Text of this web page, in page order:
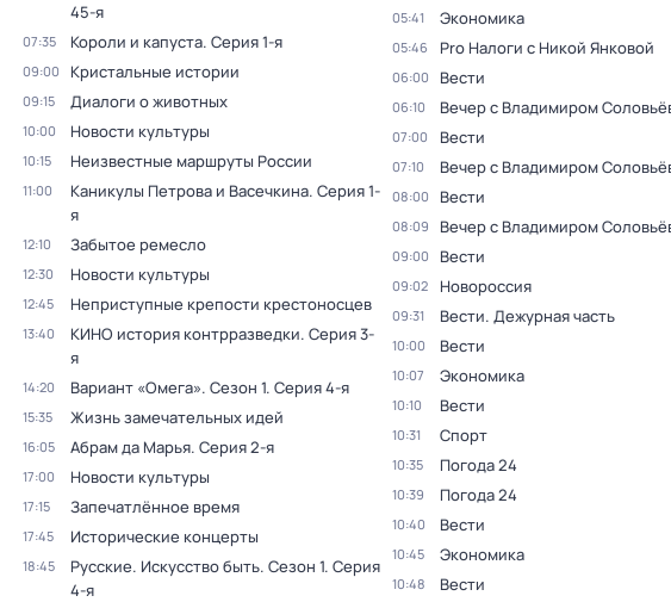
45-я
07:35 Короли и капуста. Серия 1-я
09:00 Кристальные истории
09:15 Диалоги о животных
10:00 Новости культуры
10:15 Неизвестные маршруты России
11:00 Каникулы Петрова и Васечкина. Серия 1-
я
12:10 Забытое ремесло
12:30 Новости культуры
12:45 Неприступные крепости крестоносцев
13:40 КИНО история контрразведки. Серия 3-
я
14:20 Вариант «Омега». Сезон 1. Серия 4-я
15:35 Жизнь замечательных идей
16:05 Абрам да Марья. Серия 2-я
17:00 Новости культуры
17:15 Запечатлённое время
17:45 Исторические концерты
18:45 Русские. Искусство быть. Сезон 1. Серия
4-я
05:41 Экономика
05:46 Pro Налоги с Никой Янковой
06:00 Вести
06:10 Вечер с Владимиром
07:00 Вести
07:10 Вечер с Владимиром
08:00 Вести
08:09 Вечер с Владимиром
09:00 Вести
09:02 Новороссия
09:31 Вести. Дежурная часть
10:00 Вести
10:07 Экономика
10:10 Вести
10:31 Спорт
10:35 Погода 24
10:39 Погода 24
10:40 Вести
10:45 Экономика
10:48 Вести